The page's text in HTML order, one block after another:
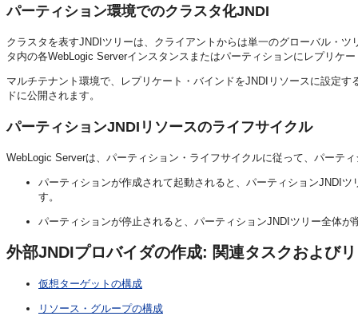
パーティション環境でのクラスタ化JNDI
クラスタを表すJNDIツリーは、クライアントからは単一のグローバル・
タ内の各WebLogic Serverインスタンスまたはパーティションにレプリケ
マルチテナント環境で、レプリケート・バインドをJNDIリソースに設定
ドに公開されます。
パーティションJNDIリソースのライフサイクル
WebLogic Serverは、パーティション・ライフサイクルに従って、パーテ
パーティションが作成されて起動されると、パーティションJNDI
す。
パーティションが停止されると、パーティションJNDIツリー全体が
外部JNDIプロバイダの作成: 関連タスクおよび
仮想ターゲットの構成
リソース・グループの構成